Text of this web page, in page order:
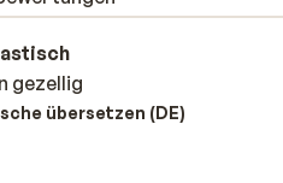
gezellig
gezellig
übersetzen (DE)